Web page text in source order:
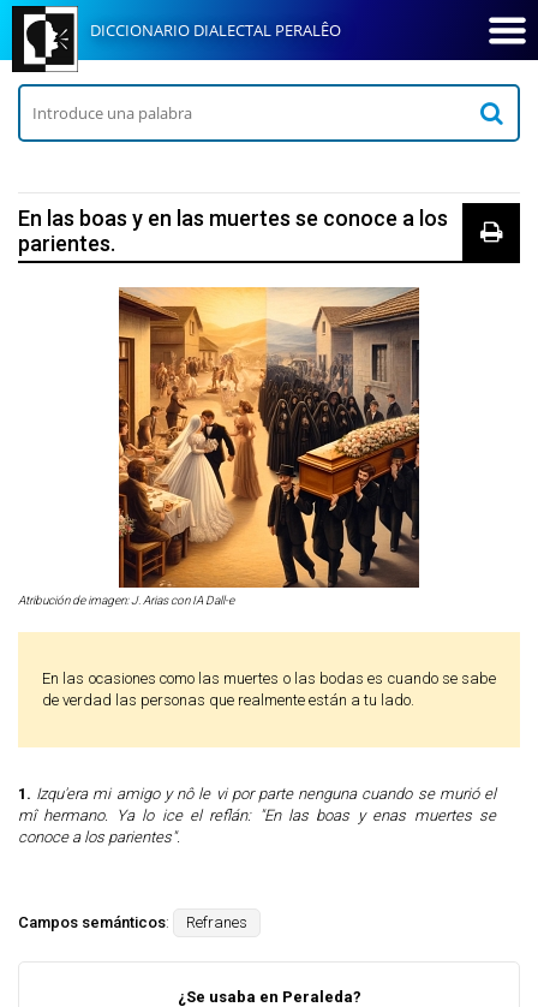
DICCIONARIO DIALECTAL PERALÊO
En las boas y en las muertes se conoce a los
parientes.
Atribución de imagen: J. Arias con IA Dall-e
En las ocasiones como las muertes o las bodas es cuando se sabe
de verdad las personas que realmente están a tu lado.
1. Izqu'era mi amigo y nô le vi por parte nenguna cuando se murió el
mî hermano. Ya lo ice el reflán: "En las boas y enas muertes se
conoce a los parientes".
Campos semánticos: Refranes
¿Se usaba en Peraleda?